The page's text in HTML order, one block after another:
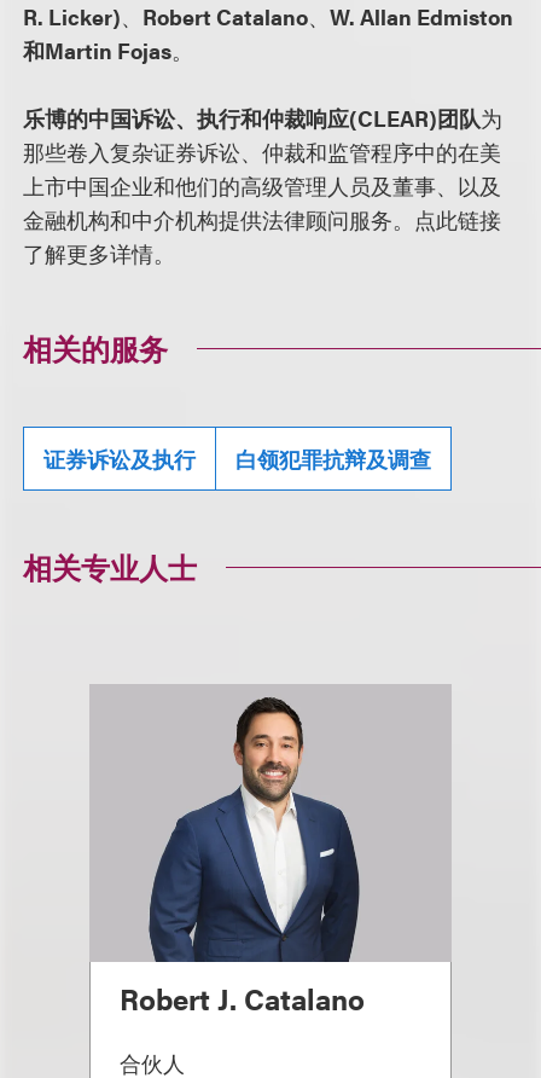
R. Licker)、 Robert Catalano、W. Allan Edmiston
和Martin Fojas。
乐博的中国诉讼、执行和仲裁响应(CLEAR)团队为
那些卷入复杂证券诉讼、仲裁和监管程序中的在美
上市中国企业和他们的高级管理人员及董事、以及
金融机构和中介机构提供法律顾问服务。点此链接
了解更多详情。
相关的服务
证券诉讼及执行 白领犯罪抗辩及调查
相关专业人士
Robert J. Catalano
合伙人